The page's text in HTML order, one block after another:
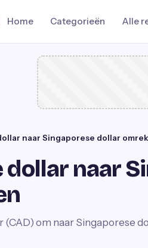
Home Categorieën Alle
naar Singaporese dollar
dollar naar
(CAD) om naar Singaporese